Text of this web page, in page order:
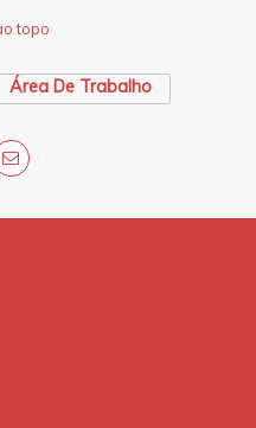
topo
Área De Trabalho